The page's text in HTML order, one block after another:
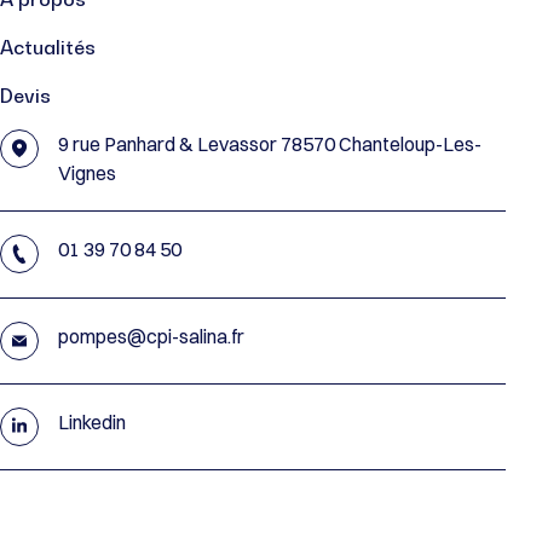
Actualités
Devis
9 rue Panhard & Levassor 78570 Chanteloup-Les-
Vignes
01 39 70 84 50
pompes@cpi-salina.fr
Linkedin